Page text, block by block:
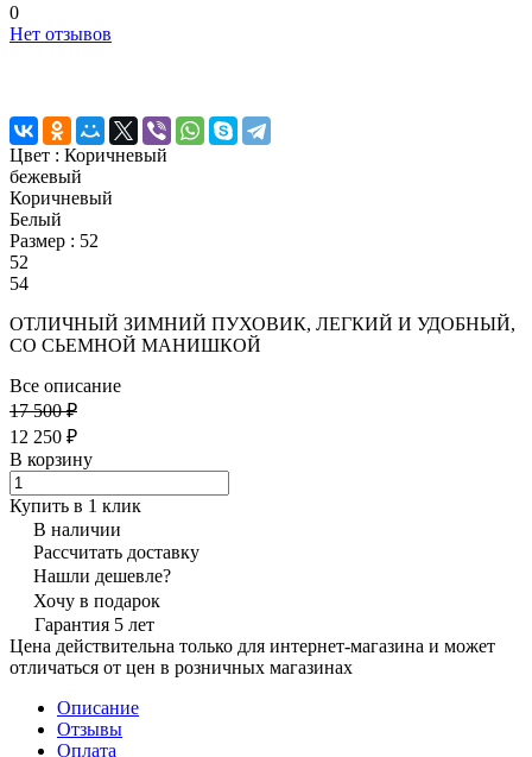
0
Нет отзывов
Цвет : Коричневый
бежевый
Коричневый
Белый
Размер : 52
52
54
ОТЛИЧНЫЙ ЗИМНИЙ ПУХОВИК, ЛЕГКИЙ И УДОБНЫЙ,
СО СЬЕМНОЙ МАНИШКОЙ
Все описание
17 500 ₽
12 250 ₽
В корзину
Купить в 1 клик
В наличии
Рассчитать доставку
Нашли дешевле?
Хочу в подарок
Гарантия 5 лет
Цена действительна только для интернет-магазина и может
отличаться от цен в розничных магазинах
Описание
Отзывы
Оплата